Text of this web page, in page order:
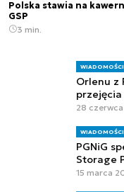
Polska stawia na
GSP
3 min.
WIADOMOŚCI
Orlenu z
28
WIADOMOŚCI
PGNiG
Storage
15 marca